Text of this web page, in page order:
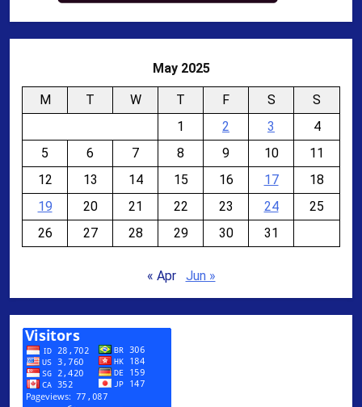
May 2025
M T W T F S
S
1
2 3
4
5
6 7 8 9 10
11
12
13 14 15 16 17
18
19
20 21 22 23 24
25
26
27 28 29 30 31
« Apr Jun »